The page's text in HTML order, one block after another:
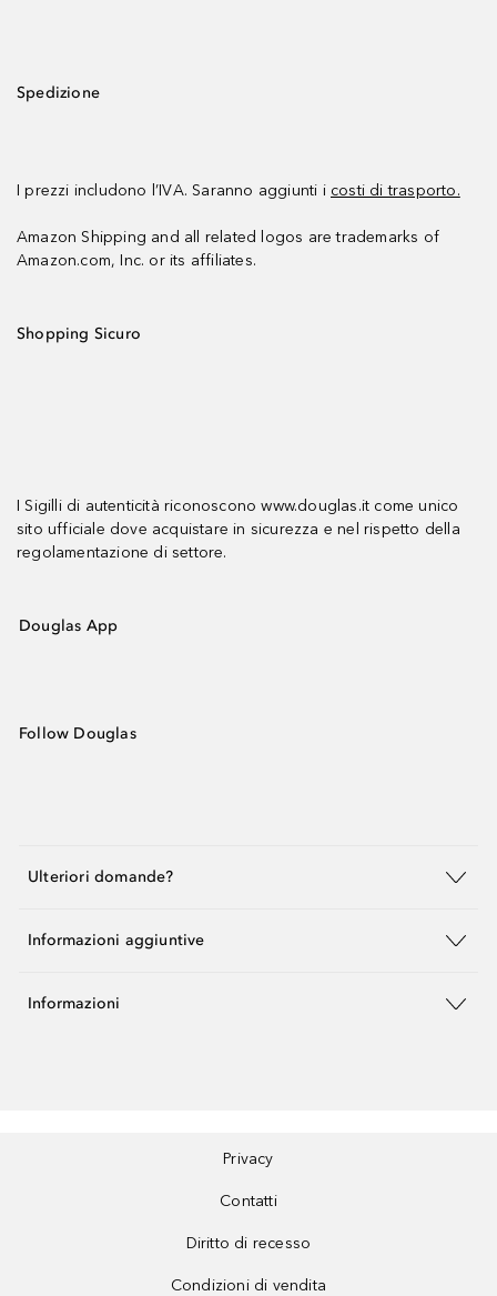
Spedizione
I prezzi includono l’IVA. Saranno aggiunti i costi di trasporto.
Amazon Shipping and all related logos are trademarks of
Amazon.com, Inc. or its affiliates.
Shopping Sicuro
I Sigilli di autenticità riconoscono www.douglas.it come unico
sito ufficiale dove acquistare in sicurezza e nel rispetto della
regolamentazione di settore.
Douglas App
Follow Douglas
Ulteriori domande?
Informazioni aggiuntive
Informazioni
Privacy
Contatti
Diritto di recesso
Condizioni di vendita